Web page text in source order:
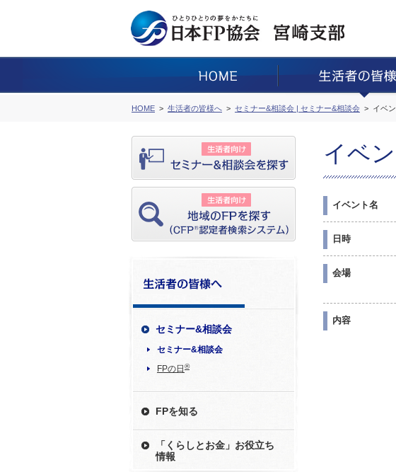
HOME 生活者の皆様へ セミナー&相談会 | セミナー&相談会 イベ
セミナー&相談会
セミナー&相談会
FPの日 ®
FPを知る
「くらしとお金」お役立ち
情報
イベ
イベント名
日時
会場
内容